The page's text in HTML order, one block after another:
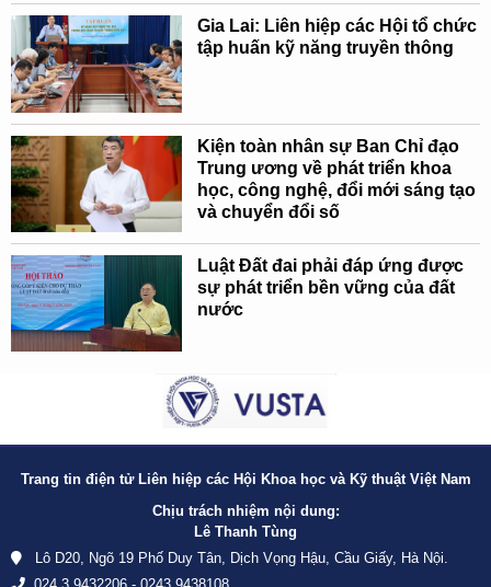
Gia Lai: Liên hiệp các Hội tổ chức
tập huấn kỹ năng truyền thông
Kiện toàn nhân sự Ban Chỉ đạo
Trung ương về phát triển khoa
học, công nghệ, đổi mới sáng tạo
và chuyển đổi số
Luật Đất đai phải đáp ứng được
sự phát triển bền vững của đất
nước
Trang tin điện tử Liên hiệp các Hội Khoa học và Kỹ thuật Việt Nam
Chịu trách nhiệm nội dung:
Lê Thanh Tùng
Lô D20, Ngõ 19 Phố Duy Tân, Dịch Vọng Hậu, Cầu Giấy, Hà Nội.